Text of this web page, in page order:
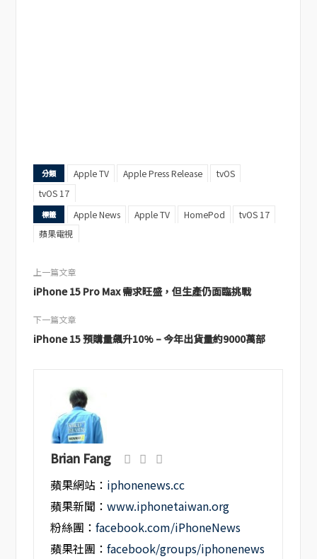
分類 Apple TV Apple Press Release
tvOS
tvOS 17
標籤 Apple News Apple TV HomePod
tvOS 17
蘋果電視
上一篇文章
iPhone 15 Pro Max 需求旺盛，但生產仍面臨挑戰
下一篇文章
iPhone 15 預購量飆升10% – 今年出貨量約9000萬部
Brian Fang
蘋果網站： iphonenews.cc
蘋果新聞：www.iphonetaiwan.org
粉絲團：facebook.com/iPhoneNews
蘋果社團：facebook/groups/iphonenews